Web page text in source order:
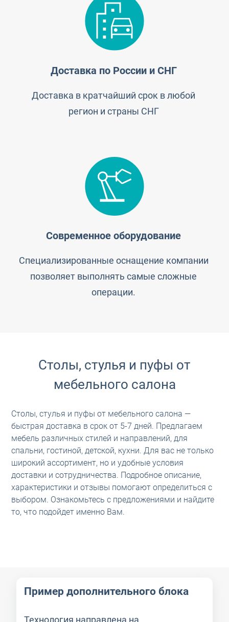
Доставка по России и СНГ
Доставка в кратчайший срок в любой
регион и страны СНГ
Современное оборудование
Специализированные оснащение компании
позволяет выполнять самые сложные
операции.
Столы, стулья и пуфы от
мебельного салона
Столы, стулья и пуфы от мебельного салона —
быстрая доставка в срок от 5-7 дней. Предлагаем
мебель различных стилей и направлений, для
спальни, гостиной, детской, кухни. Для вас не только
широкий ассортимент, но и удобные условия
доставки и сотрудничества. Подробное описание,
характеристики и отзывы помогают определиться с
выбором. Ознакомьтесь с предложениями и найдите
то, что подойдет именно Вам.
Пример дополнительного блока
Технология направлена на